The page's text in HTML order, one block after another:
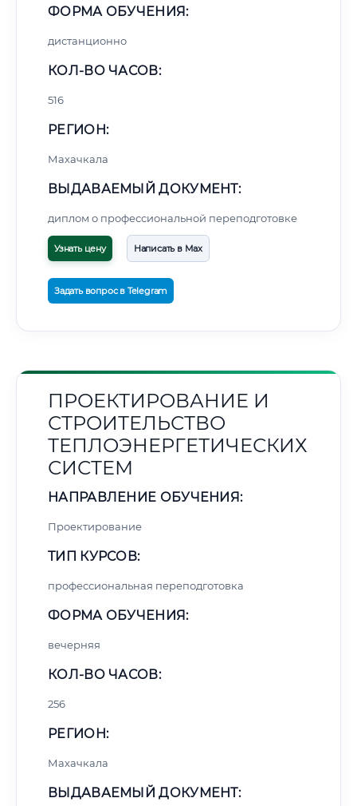
ФОРМА ОБУЧЕНИЯ:
дистанционно
КОЛ-ВО ЧАСОВ:
516
РЕГИОН:
Махачкала
ВЫДАВАЕМЫЙ ДОКУМЕНТ:
диплом о профессиональной переподготовке
Узнать цену Написать в Max
Задать вопрос в Telegram
ПРОЕКТИРОВАНИЕ И
СТРОИТЕЛЬСТВО
ТЕПЛОЭНЕРГЕТИЧЕСКИХ
СИСТЕМ
НАПРАВЛЕНИЕ ОБУЧЕНИЯ:
Проектирование
ТИП КУРСОВ:
профессиональная переподготовка
ФОРМА ОБУЧЕНИЯ:
вечерняя
КОЛ-ВО ЧАСОВ:
256
РЕГИОН:
Махачкала
ВЫДАВАЕМЫЙ ДОКУМЕНТ: